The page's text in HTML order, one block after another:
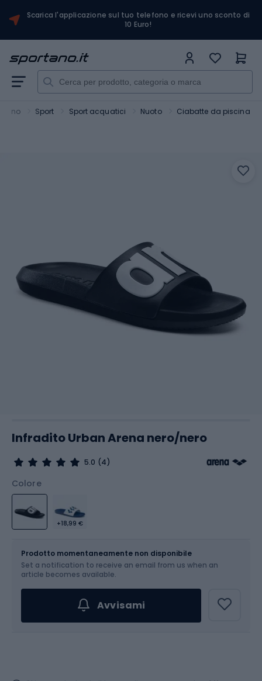
Scarica l'applicazione sul tuo telefono e ricevi uno sconto di
10 Euro!
Sport Sport acquatici Nuoto Ciabatte da piscina
Infradito Urban Arena nero/nero
5.0 (4)
Colore
+18,99 €
Scegli un'opzione...
Prodotto momentaneamente non disponibile
Set a notification to receive an email from us when an
article becomes available.
Avvisami